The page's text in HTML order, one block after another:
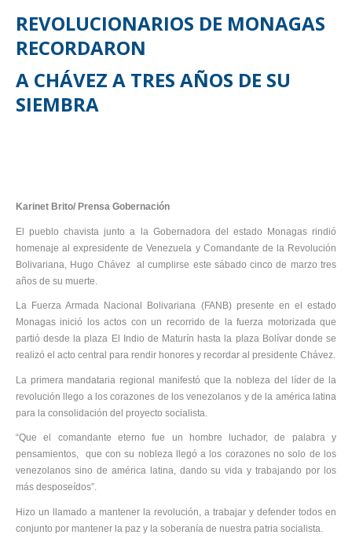
REVOLUCIONARIOS DE MONAGAS
RECORDARON
A CHÁVEZ A TRES AÑOS DE SU
SIEMBRA
Karinet Brito/ Prensa Gobernación
El pueblo chavista junto a la Gobernadora del estado Monagas rindió
homenaje al expresidente de Venezuela y Comandante de la Revolución
Bolivariana, Hugo Chávez al cumplirse este sábado cinco de marzo tres
años de su muerte.
La Fuerza Armada Nacional Bolivariana (FANB) presente en el estado
Monagas inició los actos con un recorrido de la fuerza motorizada que
partió desde la plaza El Indio de Maturín hasta la plaza Bolívar donde se
realizó el acto central para rendir honores y recordar al presidente Chávez.
La primera mandataria regional manifestó que la nobleza del líder de la
revolución llego a los corazones de los venezolanos y de la américa latina
para la consolidación del proyecto socialista.
“Que el comandante eterno fue un hombre luchador, de palabra y
pensamientos, que con su nobleza llegó a los corazones no solo de los
venezolanos sino de américa latina, dando su vida y trabajando por los
más desposeídos”.
Hizo un llamado a mantener la revolución, a trabajar y defender todos en
conjunto por mantener la paz y la soberanía de nuestra patria socialista.